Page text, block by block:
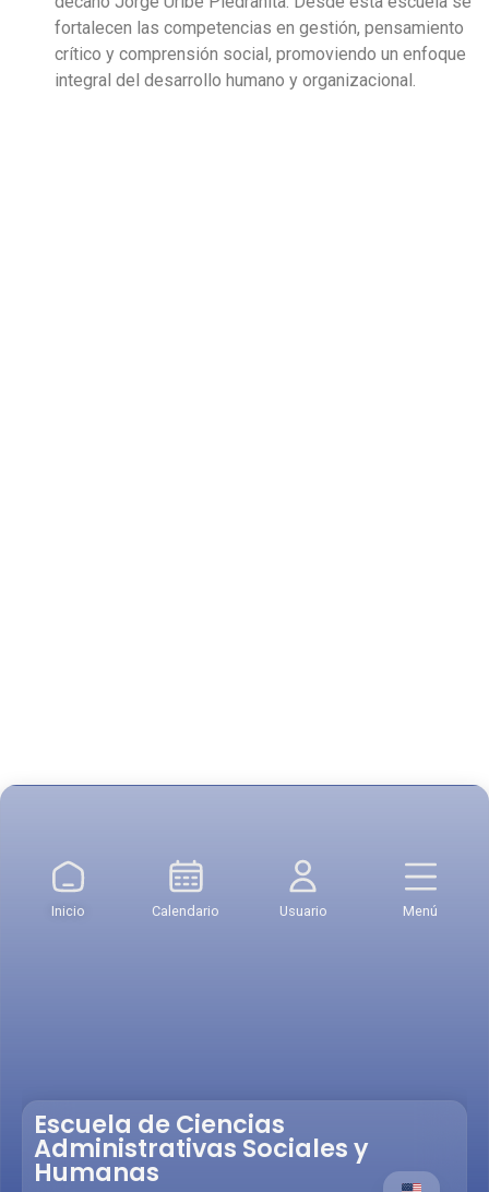
fortalecen las competencias en gestión, pensamiento
crítico y comprensión social, promoviendo un enfoque
integral del desarrollo humano y organizacional.
Escuela de Ciencias
Administrativas Sociales y
Humanas
Inicio Calendario Usuario Menú